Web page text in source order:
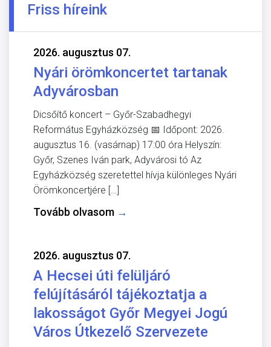
Friss híreink
2026. augusztus 07.
Nyári örömkoncertet tartanak
Adyvárosban
Dicsőítő koncert – Győr-Szabadhegyi
Református Egyházközség 📅 Időpont: 2026.
augusztus 16. (vasárnap) 17:00 óra Helyszín:
Győr, Szenes Iván park, Adyvárosi tó Az
Egyházközség szeretettel hívja különleges Nyári
Örömkoncertjére […]
Tovább olvasom →
2026. augusztus 07.
A Hecsei úti felüljáró
felújításáról tájékoztatja a
lakosságot Győr Megyei Jogú
Város Útkezelő Szervezete